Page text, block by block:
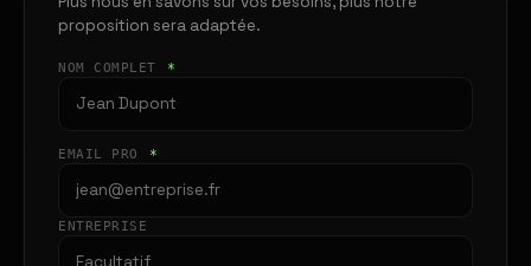
proposition sera adaptée.
NOM COMPLET *
EMAIL PRO *
ENTREPRISE